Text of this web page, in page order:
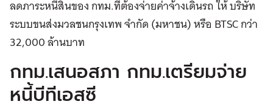
ลดภาระหนี้สินของ กทม.ที่ต้องจ่ายค่าจ้างเดินรถ ให้ บริษัท
ระบบขนส่งมวลชนกรุงเทพ จำกัด (มหาชน) หรือ BTSC กว่า
32,000 ล้านบาท
กทม.เสนอสภา กทม.เตรียมจ่าย
หนี้บีทีเอสซี